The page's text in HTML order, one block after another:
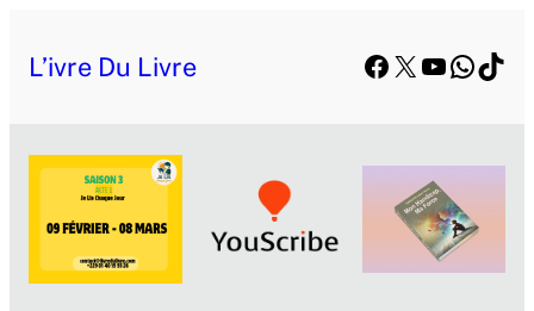
L’ivre Du Livre Facebook
X YouTube